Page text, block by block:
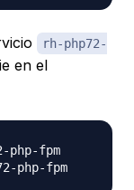
rh-php72-
en el